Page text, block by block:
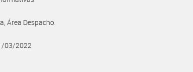
Área Despacho.
03/2022